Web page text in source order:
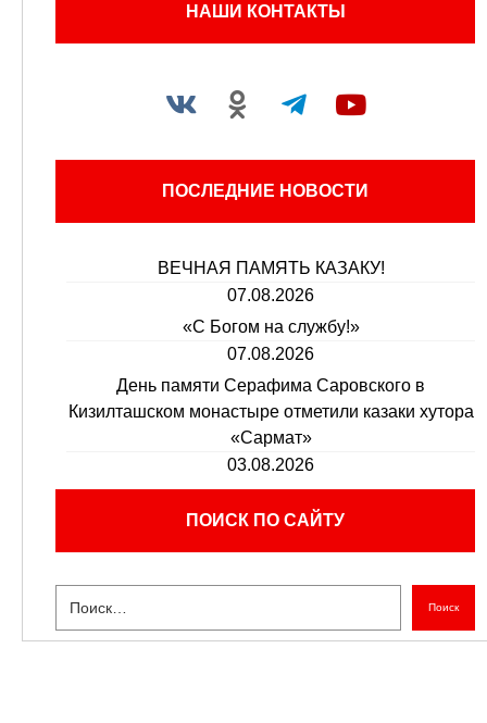
НАШИ КОНТАКТЫ
ПОСЛЕДНИЕ НОВОСТИ
ВЕЧНАЯ ПАМЯТЬ КАЗАКУ!
07.08.2026
«С Богом на службу!»
07.08.2026
День памяти Серафима Саровского в
Кизилташском монастыре отметили казаки хутора
«Сармат»
03.08.2026
ПОИСК ПО САЙТУ
Поиск